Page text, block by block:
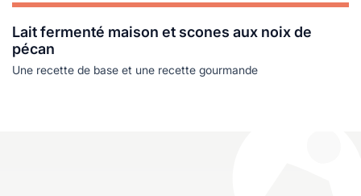
Lait fermenté maison et scones aux noix de
pécan
Une recette de base et une recette gourmande